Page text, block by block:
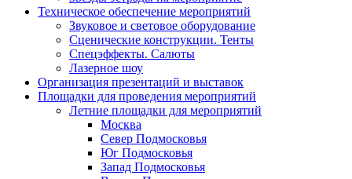
Техническое обеспечение мероприятий
Звуковое и световое оборудование
Сценические конструкции. Тенты
Спецэффекты. Салюты
Лазерное шоу
Организация презентаций и выставок
Площадки для проведения мероприятий
Летние площадки для мероприятий
Москва
Север Подмосковья
Юг Подмосковья
Запад Подмосковья